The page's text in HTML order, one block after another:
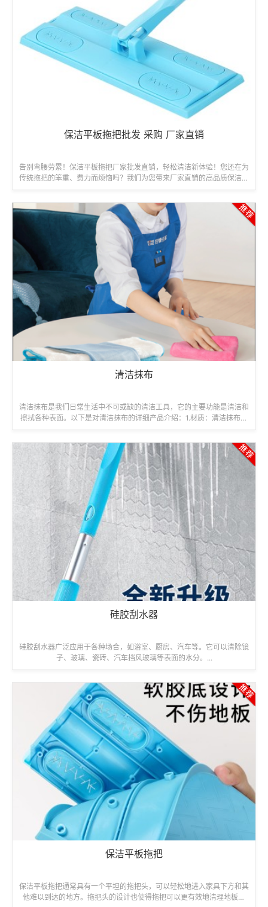
保洁平板拖把批发 采购 厂家直销
告别弯腰劳累！保洁平板拖把厂家批发直销，轻松清洁新体验！您还在为
传统拖把的笨重、费力而烦恼吗？我们为您带来厂家直销的高品质保洁平
清洁抹布
清洁抹布是我们日常生活中不可或缺的清洁工具，它的主要功能是清洁和
擦拭各种表面。以下是对清洁抹布的详细产品介绍：1.材质：清洁抹布通
硅胶刮水器
硅胶刮水器广泛应用于各种场合，如浴室、厨房、汽车等。它可以清除镜
子、玻璃、瓷砖、汽车挡风玻璃等表面的水分。...
保洁平板拖把
保洁平板拖把通常具有一个平坦的拖把头，可以轻松地进入家具下方和其
他难以到达的地方。拖把头的设计也使得拖把可以更有效地清理地板表